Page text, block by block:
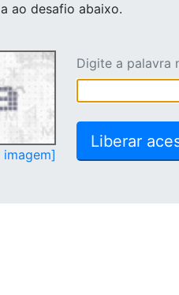
ao desafio abaixo.
Digite a palavra